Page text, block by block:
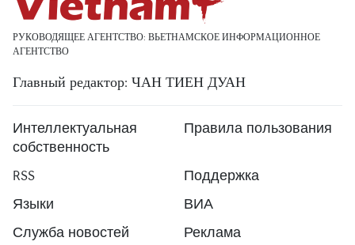
РУКОВОДЯЩЕЕ АГЕНТСТВО: ВЬЕТНАМСКОЕ ИНФОРМАЦИОННОЕ
АГЕНТСТВО
Главный редактор: ЧАН ТИЕН ДУАН
Интеллектуальная
собственность
Правила пользования
RSS
Поддержка
Языки
ВИА
Служба новостей
Реклама